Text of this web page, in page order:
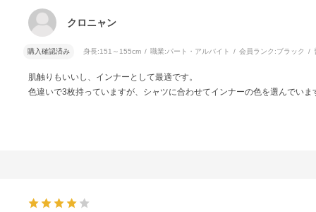
クロニャン
購入確認済み 身長:151～155cm 職業:パート・アルバイト 会員ランク:ブラック
肌触りもいいし、インナーとして最適です。
色違いで3枚持っていますが、シャツに合わせてインナーの色を選んでいま